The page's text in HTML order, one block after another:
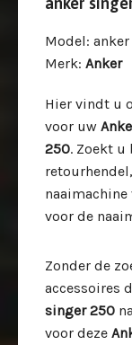
Model:
Merk: Anker
Hier vindt u
voor uw
250. Zoekt
voor de
Zonder de
accessoires
singer 250
voor deze